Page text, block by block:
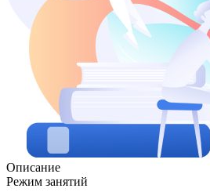
Описание
Режим занятий